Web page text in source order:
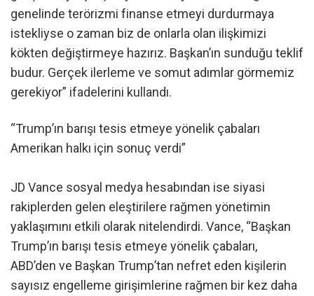
genelinde terörizmi finanse etmeyi durdurmaya
istekliyse o zaman biz de onlarla olan ilişkimizi
kökten değiştirmeye hazırız. Başkan’ın sunduğu teklif
budur. Gerçek ilerleme ve somut adımlar görmemiz
gerekiyor” ifadelerini kullandı.
“Trump’ın barışı tesis etmeye yönelik çabaları
Amerikan halkı için sonuç verdi”
JD Vance sosyal medya hesabından ise siyasi
rakiplerden gelen eleştirilere rağmen yönetimin
yaklaşımını etkili olarak nitelendirdi. Vance, “Başkan
Trump’ın barışı tesis etmeye yönelik çabaları,
ABD’den ve Başkan Trump’tan nefret eden kişilerin
sayısız engelleme girişimlerine rağmen bir kez daha